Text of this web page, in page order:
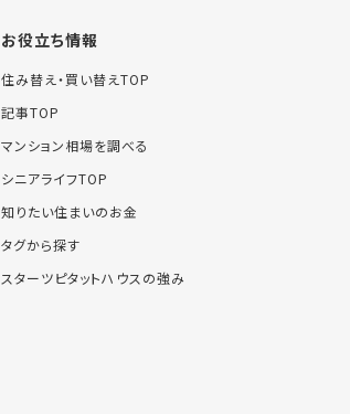
お役立ち情報
住み替え・買い替えTOP
記事TOP
マンション相場を調べる
シニアライフTOP
知りたい住まいのお金
タグから探す
スターツピタットハウスの強み